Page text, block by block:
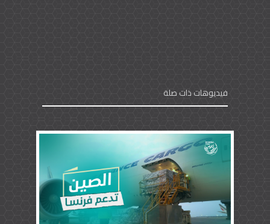
فيديوهات ذات صلة